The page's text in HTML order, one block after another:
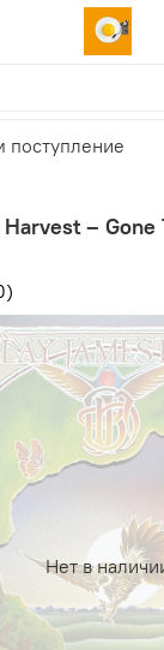
‎– Gone
Нет в